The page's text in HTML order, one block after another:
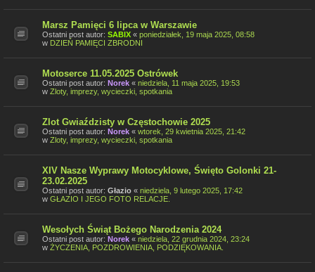
Marsz Pamięci 6 lipca w Warszawie
Ostatni post autor: SABIX « poniedziałek, 19 maja 2025, 08:58
w DZIEŃ PAMIĘCI ZBRODNI
Motoserce 11.05.2025 Ostrówek
Ostatni post autor: Norek « niedziela, 11 maja 2025, 19:53
w Zloty, imprezy, wycieczki, spotkania
Zlot Gwiaździsty w Częstochowie 2025
Ostatni post autor: Norek « wtorek, 29 kwietnia 2025, 21:42
w Zloty, imprezy, wycieczki, spotkania
XIV Nasze Wyprawy Motocyklowe, Święto Golonki 21-
23.02.2025
Ostatni post autor: Głazio « niedziela, 9 lutego 2025, 17:42
w GŁAZIO I JEGO FOTO RELACJE.
Wesołych Świąt Bożego Narodzenia 2024
Ostatni post autor: Norek « niedziela, 22 grudnia 2024, 23:24
w ŻYCZENIA, POZDROWIENIA, PODZIĘKOWANIA.